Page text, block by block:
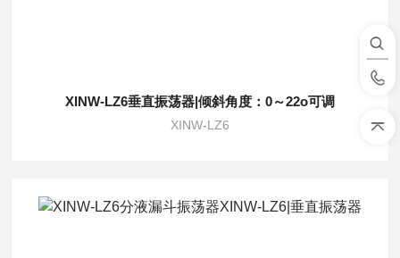
XINW-LZ6垂直振荡器|倾斜角度：0～22o可调
XINW-LZ6